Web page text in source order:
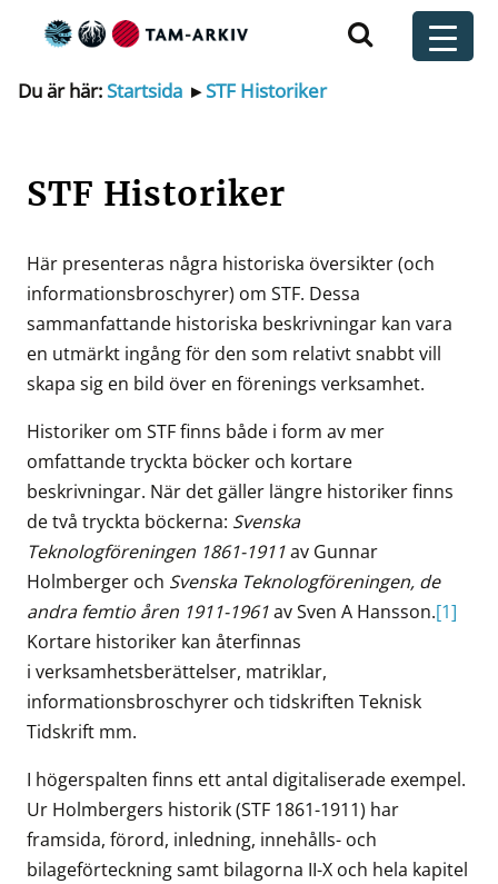
Huvudnavigering
Du är här:Startsida ▸STF Historiker
STF Historiker
Här presenteras några historiska översikter (och
informationsbroschyrer) om STF. Dessa
sammanfattande historiska beskrivningar kan vara
en utmärkt ingång för den som relativt snabbt vill
skapa sig en bild över en förenings verksamhet.
Historiker om STF finns både i form av mer
omfattande tryckta böcker och kortare
beskrivningar. När det gäller längre historiker finns
de två tryckta böckerna: Svenska
Teknologföreningen 1861-1911av Gunnar
Holmberger och Svenska Teknologföreningen, de
andra femtio åren 1911-1961av Sven A Hansson.[1]
Kortare historiker kan återfinnas
i verksamhetsberättelser, matriklar,
informationsbroschyrer och tidskriften Teknisk
Tidskrift mm.
I högerspalten finns ett antal digitaliserade exempel.
Ur Holmbergers historik (STF 1861-1911) har
framsida, förord, inledning, innehålls- och
bilageförteckning samt bilagorna II-X och hela kapitel